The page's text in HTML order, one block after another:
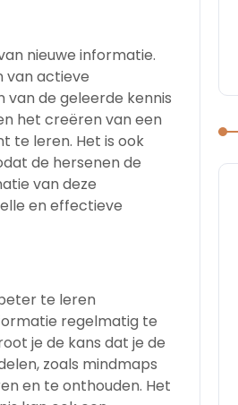
nieuwe informatie.
van actieve
de geleerde kennis
het creëren van een
te leren. Het is ook
de hersenen de
van deze
en effectieve
te leren
regelmatig te
je de kans dat je de
zoals mindmaps
en te onthouden. Het